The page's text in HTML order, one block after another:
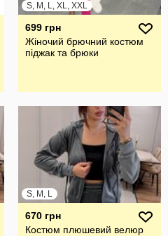
S, M, L, XL, XXL
699 грн
Жіночий брючний костюм
піджак та брюки
S, M, L
670 грн
Костюм плюшевий велюр